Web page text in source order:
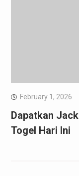
February 1, 2026
Dapatkan
Togel Hari Ini